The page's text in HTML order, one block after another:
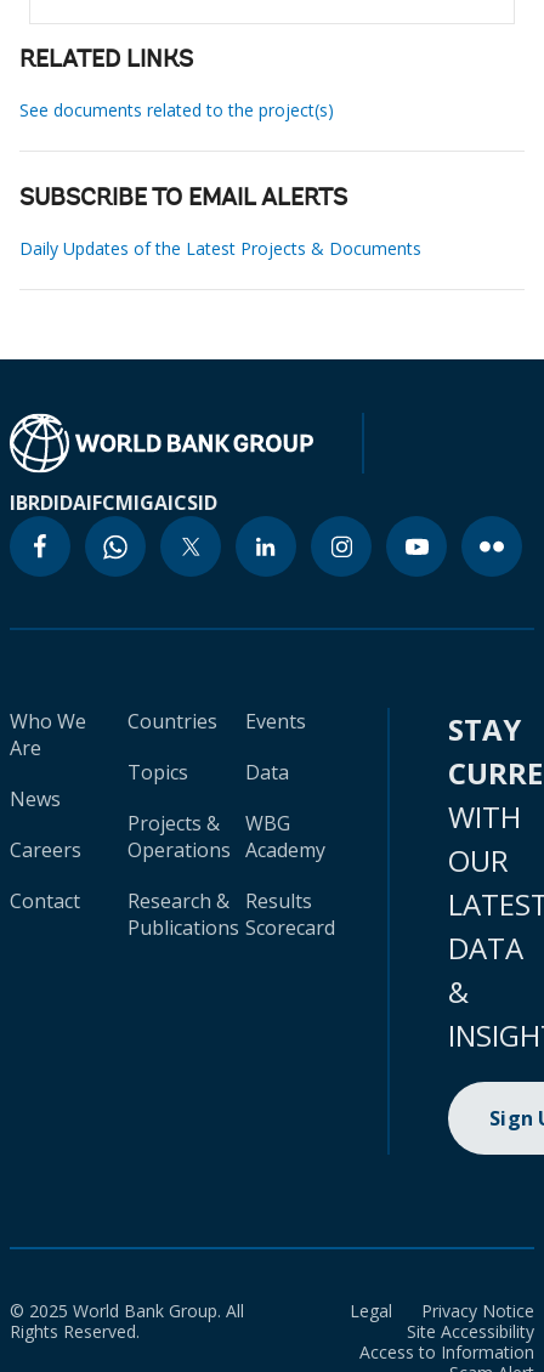
RELATED LINKS
See documents related to the project(s)
SUBSCRIBE TO EMAIL ALERTS
Daily Updates of the Latest Projects & Documents
IBRDIDAIFCMIGAICSID
Who We
Are
News
Careers
Contact
Countries
Topics
Projects &
Operations
Research &
Publications
Events
Data
WBG
Academy
Results
Scorecard
STAY
WITH
OUR
DATA
&
Sign
© 2025 World Bank Group. All
Rights Reserved.
Legal
Privacy Notice
Site Accessibility
Access to Information